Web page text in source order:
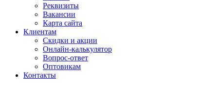
Реквизиты
Вакансии
Карта сайта
Клиентам
Скидки и акции
Онлайн-калькулятор
Вопрос-ответ
Оптовикам
Контакты